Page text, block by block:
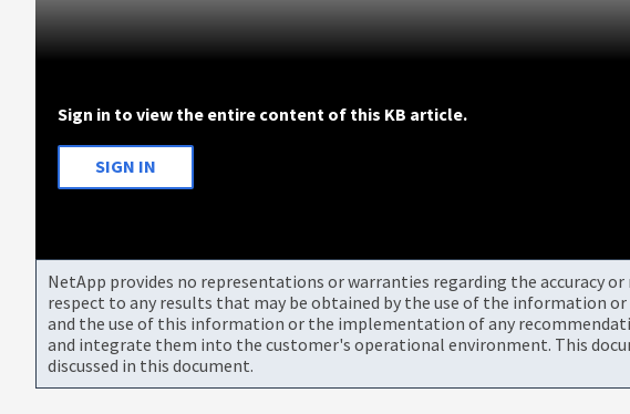
Sign in to view the entire content of this KB article.
SIGN IN
NetApp provides no representations or warranties regarding the
respect to any results that may be obtained by the use of the information
and the use of this information or the implementation of any
and integrate them into the customer's operational environment. This
discussed in this document.